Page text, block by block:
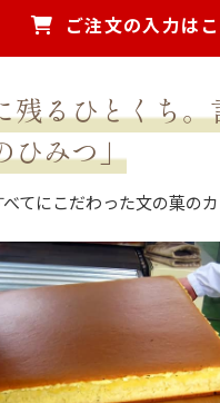
ご注文の入力は
残るひとくち
ひみつ」
てにこだわった文の菓の